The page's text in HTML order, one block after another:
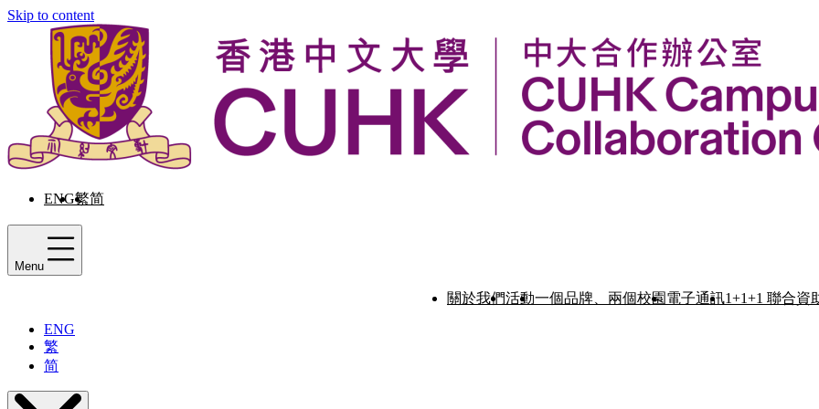
Skip to content
ENG繁简
Menu
關於我們活動一個品牌、兩個校園 電子通訊1+1+1 聯合資
ENG
繁
简